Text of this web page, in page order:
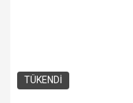
TÜKENDİ